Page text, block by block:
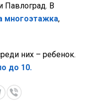
Павлоград. В
многоэтажка,
них – ребенок.
до 10.